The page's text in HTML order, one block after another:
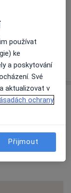
na pojišťovnu
používat
ke
a poskytování
Své
aktualizovat v
ochrany
Přijmout